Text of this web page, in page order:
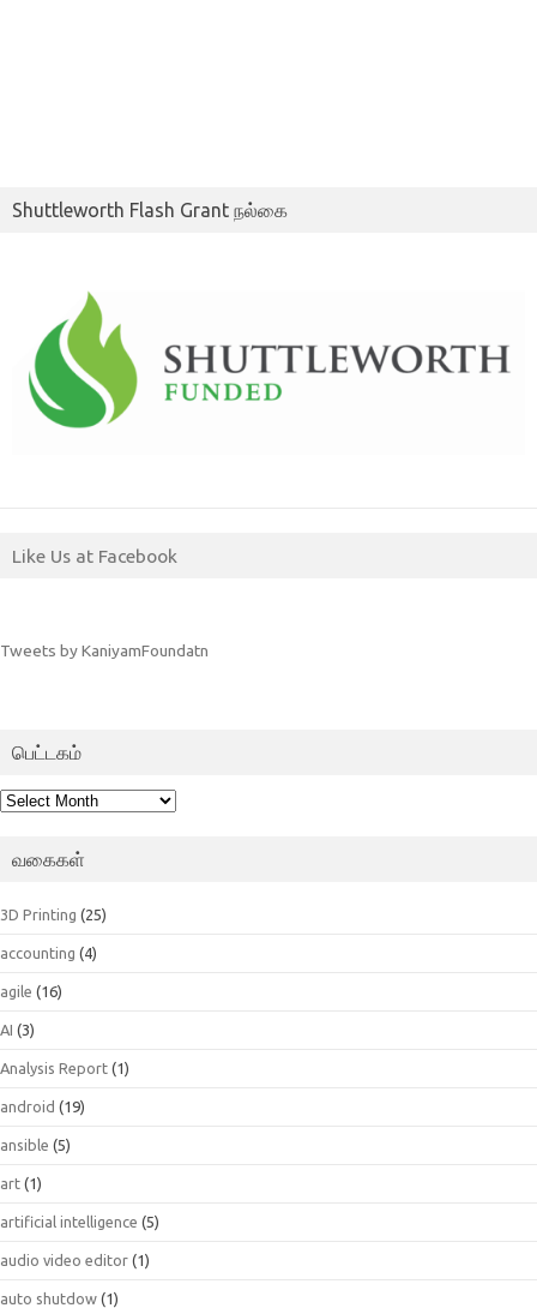
Shuttleworth Flash Grant நல்கை
Like Us at Facebook
Tweets by KaniyamFoundatn
பெட்டகம்
பெட்டகம்
வகைகள்
3D Printing (25)
accounting (4)
agile (16)
AI (3)
Analysis Report (1)
android (19)
ansible (5)
art (1)
artificial intelligence (5)
audio video editor (1)
auto shutdow (1)